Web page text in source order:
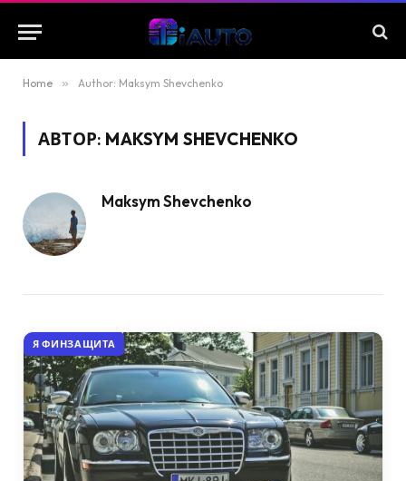
Home » Author: Maksym Shevchenko
АВТОР: MAKSYM SHEVCHENKO
Maksym Shevchenko
Я ФИНЗАЩИТА